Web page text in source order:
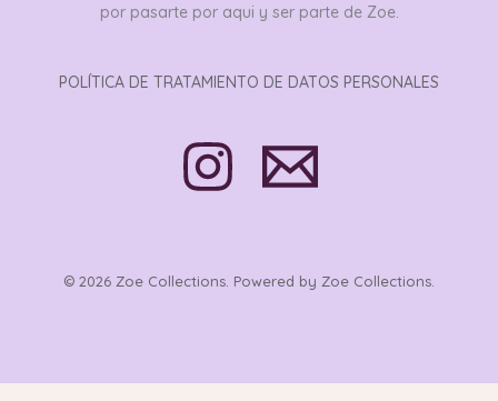
por pasarte por aqui y ser parte de Zoe.
POLÍTICA DE TRATAMIENTO DE DATOS PERSONALES
© 2026 Zoe Collections. Powered by Zoe Collections.